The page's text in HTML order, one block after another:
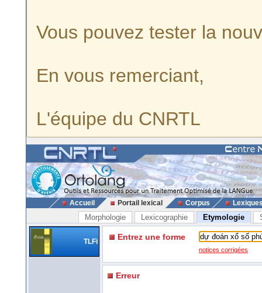
Vous pouvez tester la
En vous remerciant,
L'équipe du CNRTL
Accueil Portail lexical Corpus
Morphologie Lexicographie Etymologie
TLFi Entrez une forme
notices corrigées
Erreur